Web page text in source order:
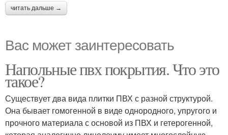
читать дальше →
Вас может заинтересовать
Напольные пвх покрытия. Что это
такое?
Существует два вида плитки ПВХ с разной структурой.
Она бывает гомогенной в виде однородного, упругого и
прочного материала с основой из ПВХ и гетерогенной,